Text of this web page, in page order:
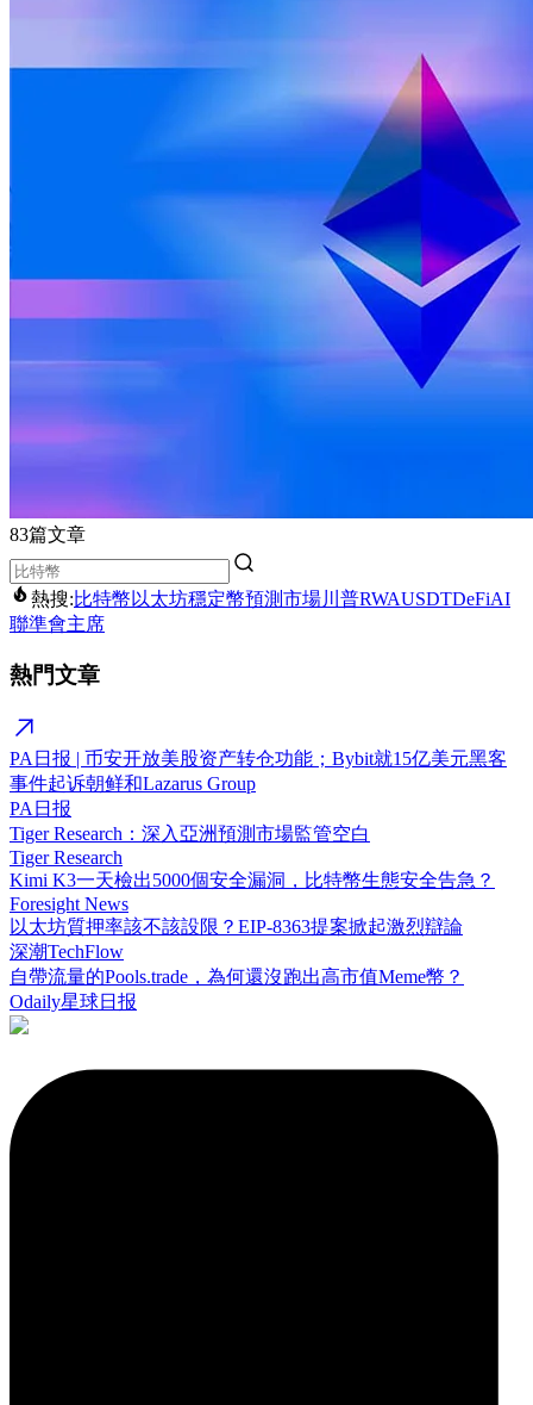
83篇文章
熱搜:比特幣 以太坊穩定幣預測市場川普RWAUSDTDeFiAI
聯準會主席
熱門文章
PA日报 | 币安开放美股资产转仓功能；Bybit就15亿美元黑客
事件起诉朝鲜和Lazarus Group
PA日报
Tiger Research：深入亞洲預測市場監管空白
Tiger Research
Kimi K3一天檢出5000個安全漏洞，比特幣生態安全告急？
Foresight News
以太坊質押率該不該設限？EIP-8363提案掀起激烈辯論
深潮TechFlow
自帶流量的Pools.trade，為何還沒跑出高市值Meme幣？
Odaily星球日报